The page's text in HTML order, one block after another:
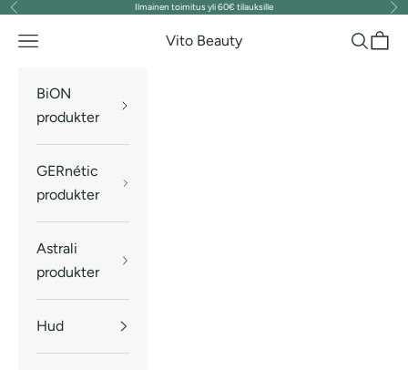
Hoppa till innehållet
Föregående Ilmainen toimitus yli 60€ tilauksille
Vito Beauty
Meny Sök
BiON
produkter
GERnétic
produkter
Astrali
produkter
Hud